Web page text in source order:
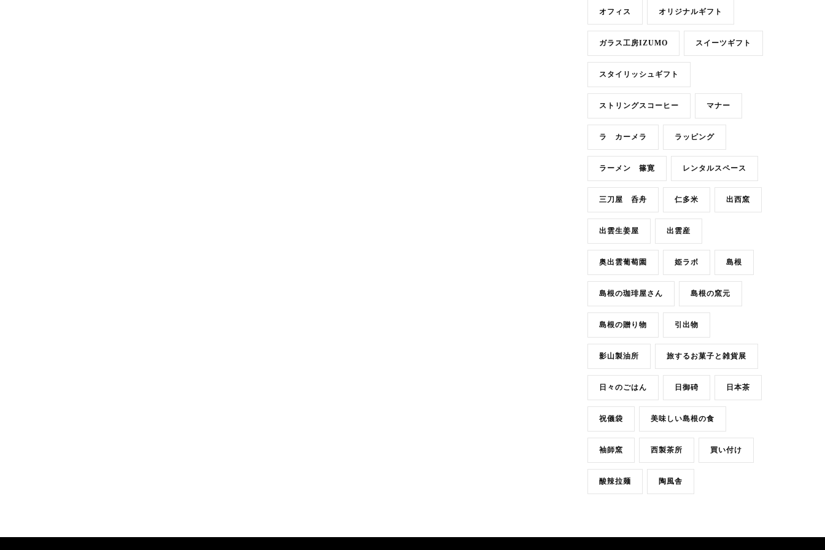
オフィス オリジナルギフト
ガラス工房IZUMO スイーツギフト
スタイリッシュギフト
ストリングスコーヒー マナー
ラ カーメラ ラッピング
ラーメン 篠寛 レンタルスペース
三刀屋 呑舟 仁多米 出西窯
出雲生姜屋 出雲産
奥出雲葡萄園 姫ラボ 島根
島根の珈琲屋さん 島根の窯元
島根の贈り物 引出物
影山製油所 旅するお菓子と雑貨展
日々のごはん 日御碕 日本茶
祝儀袋 美味しい島根の食
袖師窯 西製茶所 買い付け
酸辣拉麺 陶風舎